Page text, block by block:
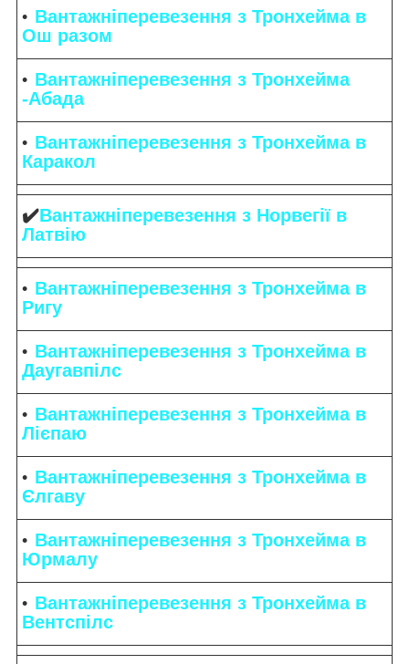
Вантажніперевезення з Тронхейма в
Ош разом
Вантажніперевезення з Тронхейма
-Абада
Вантажніперевезення з Тронхейма в
Каракол
✔️Вантажніперевезення з Норвегії в
Латвію
Вантажніперевезення з Тронхейма в
Ригу
Вантажніперевезення з Тронхейма в
Даугавпілс
Вантажніперевезення з Тронхейма в
Лієпаю
Вантажніперевезення з Тронхейма в
Єлгаву
Вантажніперевезення з Тронхейма в
Юрмалу
Вантажніперевезення з Тронхейма в
Вентспілс